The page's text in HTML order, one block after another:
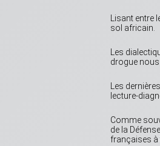
Lisant entre
sol africain.
Les
drogue
Les
lecture-
Comme
de la
françaises à